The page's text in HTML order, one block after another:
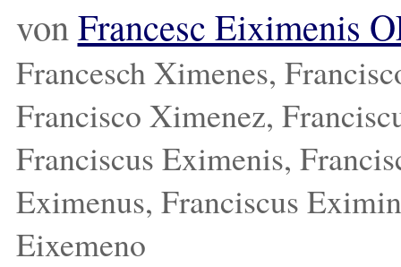
vonFrancesc Eiximenis
Francesch Ximenes,
Francisco Ximenez,
Franciscus Eximenis,
Eximenus, Franciscus
Eixemeno